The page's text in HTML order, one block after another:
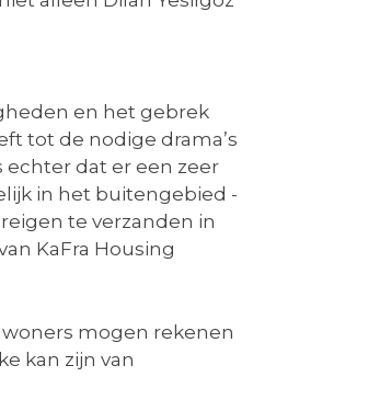
en het gebrek
tot de nodige drama’s
echter dat er een zeer
in het buitengebied -
te verzanden in
KaFra Housing
mogen rekenen
kan zijn van